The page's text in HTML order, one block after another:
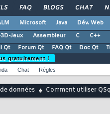
FAQ BLOGS CHAT
Microsoft Java Dév. Web
Jeux Assembleur C C++
Qt
Forum Qt FAQ Qt Doc Qt
gratuitement !
Chat Règles
données Comment utiliser